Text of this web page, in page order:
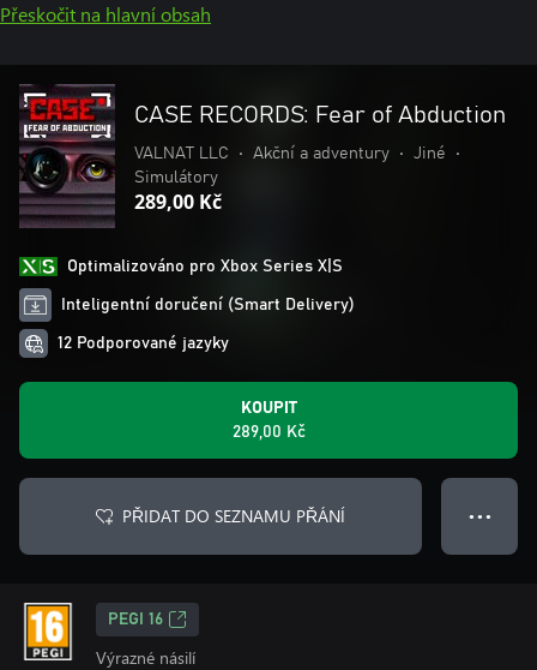
Přeskočit na hlavní obsah
CASE RECORDS: Fear of Abduction
VALNAT LLC • Akční a adventury • Jiné
•
Simulátory
289,00 Kč
Optimalizováno pro Xbox Series X|S
Inteligentní doručení (Smart Delivery)
12 Podporované jazyky
KOUPIT
289,00 Kč
PŘIDAT DO SEZNAMU PŘÁNÍ ● ● ●
PEGI 16
Výrazné násilí